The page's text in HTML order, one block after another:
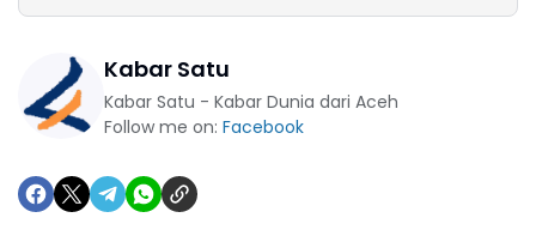
Kabar Satu
Kabar Satu - Kabar Dunia dari Aceh
Follow me on: Facebook